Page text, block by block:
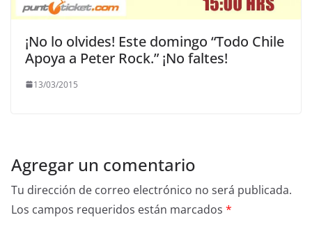
¡No lo olvides! Este domingo “Todo Chile
Apoya a Peter Rock.” ¡No faltes!
13/03/2015
Agregar un comentario
Tu dirección de correo electrónico no será publicada.
Los campos requeridos están marcados *